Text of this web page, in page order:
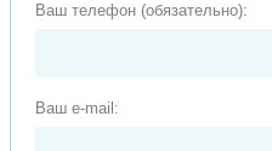
Ваш телефон (обязательно):
Ваш e-mail: